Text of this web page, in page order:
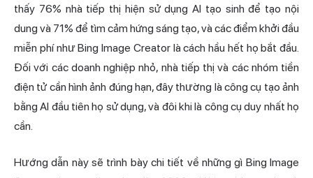
thấy 76% nhà tiếp thị hiện sử dụng AI tạo sinh để tạo nội
dung và 71% để tìm cảm hứng sáng tạo, và các điểm khởi đầu
miễn phí như Bing Image Creator là cách hầu hết họ bắt đầu.
Đối với các doanh nghiệp nhỏ, nhà tiếp thị và các nhóm tiền
điện tử cần hình ảnh đúng hạn, đây thường là công cụ tạo ảnh
bằng AI đầu tiên họ sử dụng, và đôi khi là công cụ duy nhất họ
cần.
Hướng dẫn này sẽ trình bày chi tiết về những gì Bing Image